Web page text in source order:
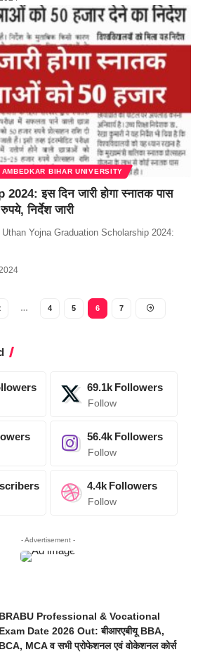
BIHAR UNIVERSITY
इस दिन जारी होगा स्नातक पास
निर्देश जारी
Yojna Graduation Scholarship 2024:
… 4 5 6 7
69.1k Followers
Follow
56.4k Followers
Follow
4.4k Followers
Follow
- Advertisement -
BRABU Professional & Vocational
Exam Date 2026 Out: बीआरएबीयू BBA,
BCA, MCA व सभी प्रोफेशनल एवं वोकेशनल कोर्स